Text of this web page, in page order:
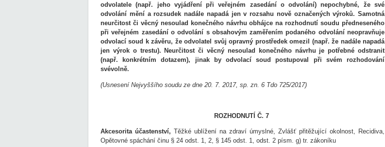
odvolatele (např. jeho vyjádření při veřejném zasedání o odvolání) nepochybné, že své
odvolání mění a rozsudek nadále napadá jen v rozsahu nově označených výroků. Samotná
neurčitost či věcný nesoulad konečného návrhu obhájce na rozhodnutí soudu předneseného
při veřejném zasedání o odvolání s obsahovým zaměřením podaného odvolání neopravňuje
odvolací soud k závěru, že odvolatel svůj opravný prostředek omezil (např. že nadále napadá
jen výrok o trestu). Neurčitost či věcný nesoulad konečného návrhu je potřebné odstranit
(např. konkrétním dotazem), jinak by odvolací soud postupoval při svém rozhodování
svévolně.
(Usnesení Nejvyššího soudu ze dne 20. 7. 2017, sp. zn. 6 Tdo 725/2017)
ROZHODNUTÍ Č. 7
Akcesorita účastenství, Těžké ublížení na zdraví úmyslné, Zvlášť přitěžující okolnost, Recidiva,
Opětovné spáchání činu § 24 odst. 1, 2, § 145 odst. 1, odst. 2 písm. g) tr. zákoníku